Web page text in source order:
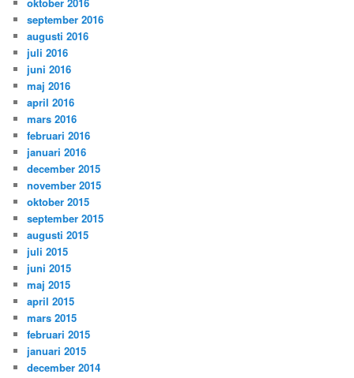
september 2016
augusti 2016
juli 2016
juni 2016
maj 2016
april 2016
mars 2016
februari 2016
januari 2016
december 2015
november 2015
oktober 2015
september 2015
augusti 2015
juli 2015
juni 2015
maj 2015
april 2015
mars 2015
februari 2015
januari 2015
december 2014